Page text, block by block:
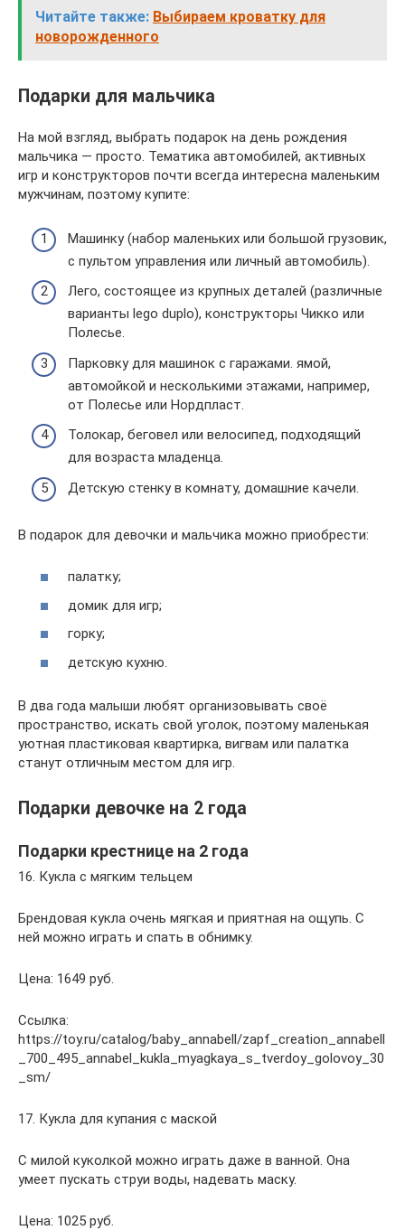
Читайте также: Выбираем кроватку для
новорожденного
Подарки для мальчика
На мой взгляд, выбрать подарок на день рождения
мальчика — просто. Тематика автомобилей, активных
игр и конструкторов почти всегда интересна маленьким
мужчинам, поэтому купите:
Машинку (набор маленьких или большой грузовик,
с пультом управления или личный автомобиль).
Лего, состоящее из крупных деталей (различные
варианты lego duplo), конструкторы Чикко или
Полесье.
Парковку для машинок с гаражами. ямой,
автомойкой и несколькими этажами, например,
от Полесье или Нордпласт.
Толокар, беговел или велосипед, подходящий
для возраста младенца.
Детскую стенку в комнату, домашние качели.
В подарок для девочки и мальчика можно приобрести:
палатку;
домик для игр;
горку;
детскую кухню.
В два года малыши любят организовывать своё
пространство, искать свой уголок, поэтому маленькая
уютная пластиковая квартирка, вигвам или палатка
станут отличным местом для игр.
Подарки девочке на 2 года
Подарки крестнице на 2 года
16. Кукла с мягким тельцем
Брендовая кукла очень мягкая и приятная на ощупь. С
ней можно играть и спать в обнимку.
Цена: 1649 руб.
Ссылка:
https://toy.ru/catalog/baby_annabell/zapf_creation_annabell
_700_495_annabel_kukla_myagkaya_s_tverdoy_golovoy_30
_sm/
17. Кукла для купания с маской
С милой куколкой можно играть даже в ванной. Она
умеет пускать струи воды, надевать маску.
Цена: 1025 руб.